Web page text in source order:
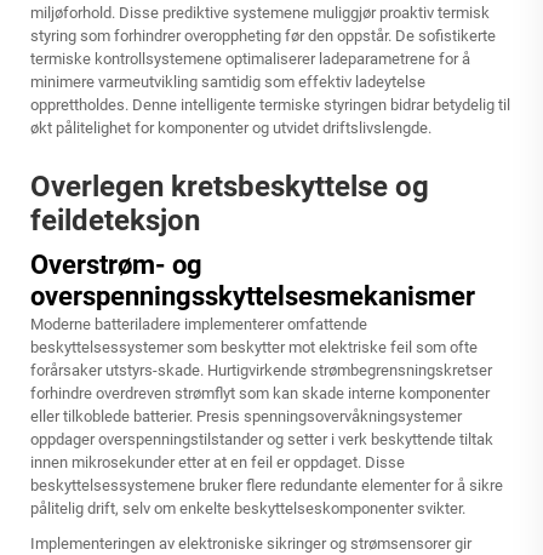
miljøforhold. Disse prediktive systemene muliggjør proaktiv termisk
styring som forhindrer overoppheting før den oppstår. De sofistikerte
termiske kontrollsystemene optimaliserer ladeparametrene for å
minimere varmeutvikling samtidig som effektiv ladeytelse
opprettholdes. Denne intelligente termiske styringen bidrar betydelig til
økt pålitelighet for komponenter og utvidet driftslivslengde.
Overlegen kretsbeskyttelse og
feildeteksjon
Overstrøm- og
overspenningsskyttelsesmekanismer
Moderne batteriladere implementerer omfattende
beskyttelsessystemer som beskytter mot elektriske feil som ofte
forårsaker utstyrs-skade. Hurtigvirkende strømbegrensningskretser
forhindre overdreven strømflyt som kan skade interne komponenter
eller tilkoblede batterier. Presis spenningsovervåkningsystemer
oppdager overspenningstilstander og setter i verk beskyttende tiltak
innen mikrosekunder etter at en feil er oppdaget. Disse
beskyttelsessystemene bruker flere redundante elementer for å sikre
pålitelig drift, selv om enkelte beskyttelseskomponenter svikter.
Implementeringen av elektroniske sikringer og strømsensorer gir